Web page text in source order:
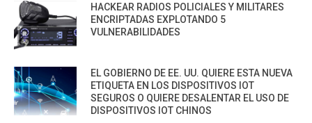
HACKEAR RADIOS POLICIALES Y MILITARES
ENCRIPTADAS EXPLOTANDO 5
VULNERABILIDADES
EL GOBIERNO DE EE. UU. QUIERE ESTA NUEVA
ETIQUETA EN LOS DISPOSITIVOS IOT
SEGUROS O QUIERE DESALENTAR EL USO DE
DISPOSITIVOS IOT CHINOS